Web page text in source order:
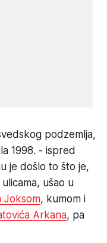
podzemlja,
1998. - ispred
je došlo to što je,
ušao u
Joksom, kumom i
Arkana, pa